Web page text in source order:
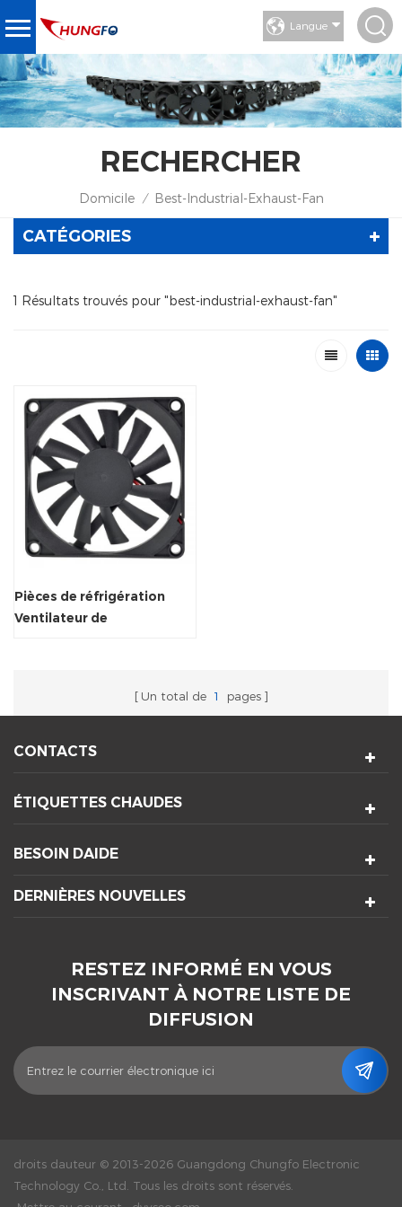
Langue
RECHERCHER
Domicile / Best-Industrial-Exhaust-Fan
CATÉGORIES
1 Résultats trouvés pour "best-industrial-exhaust-fan"
Pièces de réfrigération
Ventilateur de
Un total de 1 pages
CONTACTS
ÉTIQUETTES CHAUDES
BESOIN DAIDE
DERNIÈRES NOUVELLES
RESTEZ INFORMÉ EN VOUS
INSCRIVANT À NOTRE LISTE DE
DIFFUSION
droits dauteur © 2013-2026 Guangdong Chungfo Electronic
Technology Co., Ltd. Tous les droits sont réservés.